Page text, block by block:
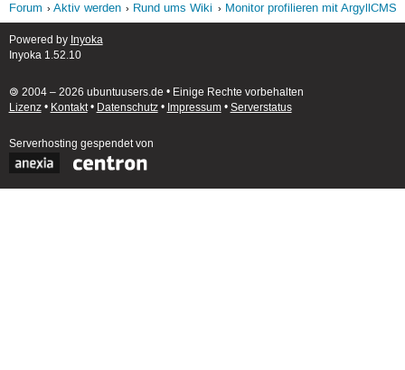
Forum Aktiv werden Rund ums Wiki Monitor profilieren mit ArgyllCMS
Powered by Inyoka
Inyoka 1.52.10
🄯 2004 – 2026 ubuntuusers.de • Einige Rechte vorbehalten
Lizenz• Kontakt• Datenschutz• Impressum• Serverstatus
Serverhosting gespendet von